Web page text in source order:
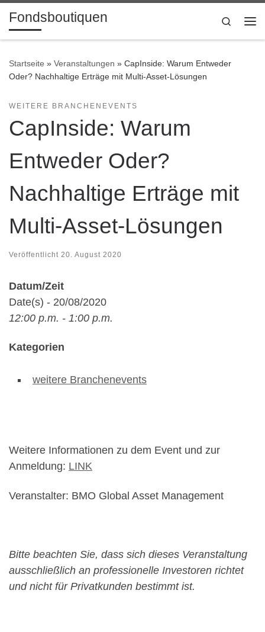
Zum Inhalt springen
Fondsboutiquen
Search
Startseite » Veranstaltungen » CapInside: Warum Entweder
Oder? Nachhaltige Erträge mit Multi-Asset-Lösungen
WEITERE BRANCHENEVENTS
CapInside: Warum
Entweder Oder?
Nachhaltige Erträge mit
Multi-Asset-Lösungen
Veröffentlicht 20. August 2020
Datum/Zeit
Date(s) - 20/08/2020
12:00 p.m. - 1:00 p.m.
Kategorien
weitere Branchenevents
Weitere Informationen zu dem Event und zur
Anmeldung: LINK
Veranstalter: BMO Global Asset Management
Bitte beachten Sie, dass sich dieses Veranstaltung
ausschließlich an professionelle Investoren richtet
und nicht für Privatkunden bestimmt ist.